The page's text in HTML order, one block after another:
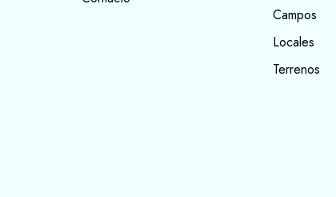
Campos
Locales
Terrenos